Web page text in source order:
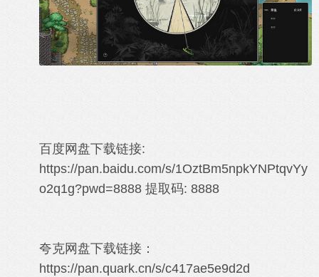
百度网盘下载链接:
https://pan.baidu.com/s/1OztBm5npkYNPtqvYy
o2q1g?pwd=8888 提取码: 8888
夸克网盘下载链接：
https://pan.quark.cn/s/c417ae5e9d2d